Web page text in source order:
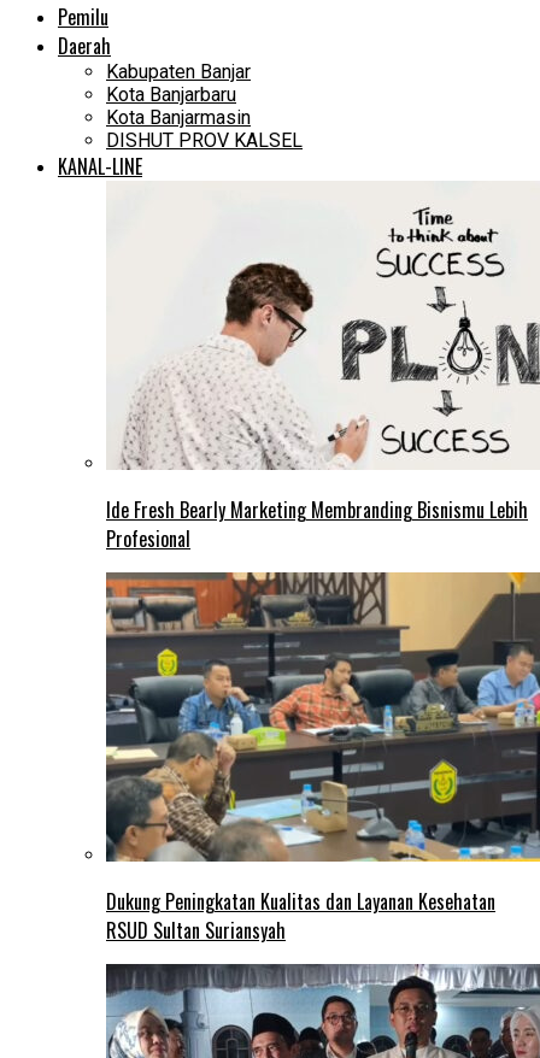
Pemilu
Daerah
Kabupaten Banjar
Kota Banjarbaru
Kota Banjarmasin
DISHUT PROV KALSEL
KANAL-LINE
Ide Fresh Bearly Marketing Membranding Bisnismu Lebih
Profesional
Dukung Peningkatan Kualitas dan Layanan Kesehatan
RSUD Sultan Suriansyah